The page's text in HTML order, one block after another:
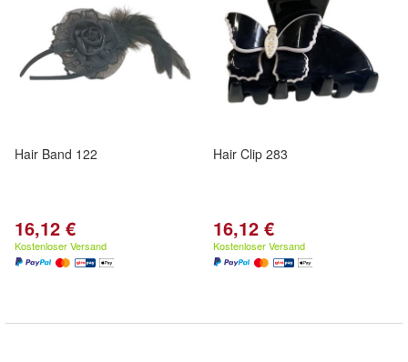
Hair Band 122
16,12 €
Kostenloser Versand
Hair Clip 283
16,12 €
Kostenloser Versand